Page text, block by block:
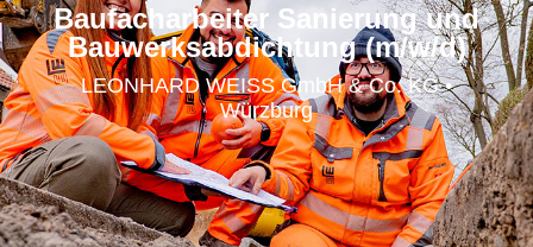
Baufacharbeiter Sanierung und
Bauwerksabdichtung (m/w/d)
LEONHARD WEISS GmbH & Co. KG •
Würzburg